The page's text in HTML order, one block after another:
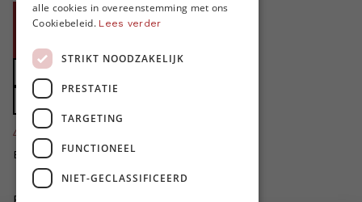
Doe een gift
Zet MO* in uw testament
4424
Bedankt voor jullie steun!
alle cookies in overeenstemming met ons
Cookiebeleid. Lees verder
STRIKT NOODZAKELIJK
PRESTATIE
TARGETING
FUNCTIONEEL
NIET-GECLASSIFICEERD